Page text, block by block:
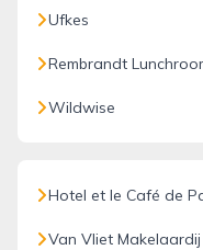
Ufkes
Rembrandt
Wildwise
Hotel et le Café de
Van Vliet Makelaardij